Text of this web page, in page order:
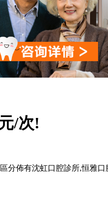
/次!
分佈有沈虹口腔診所,恒雅